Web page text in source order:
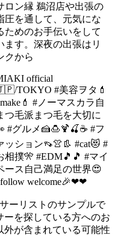
ロン縁 鵜沼店や出張の
圧を通して、元気にな
ためのお手伝いをして
ます。深夜の出張はリ
クから
official
TOKYO #美容ヲタ💄
#ノーマスカラ自
つ毛派まつ毛を大切に
#グルメ🍰🍮🍹🍒☕ #フ
ッション👡👚👢 #cat😻 #
相撲🎌 #EDM🎵🎵 #マイ
ース自己満足の世界😍
welcome🎉❤❤
ーリストのサンプルで
を探している方へのお
が含まれている可能性